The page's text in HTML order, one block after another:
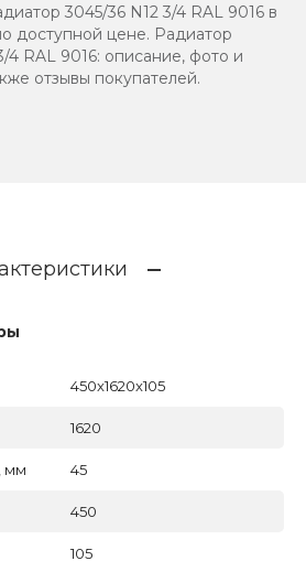
3045/36 N12 3/4 RAL 9016 в
доступной цене. Радиатор
4 RAL 9016: описание, фото и
отзывы покупателей.
450x1620x105
1620
мм 45
450
105